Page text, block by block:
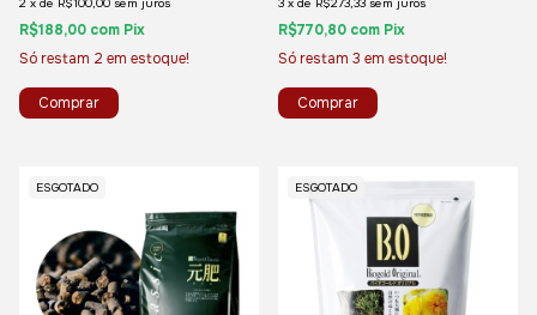
R$188,00 com Pix
Só restam 2 em estoque!
R$770,80 com Pix
Só restam 3 em estoque!
ESGOTADO ESGOTADO